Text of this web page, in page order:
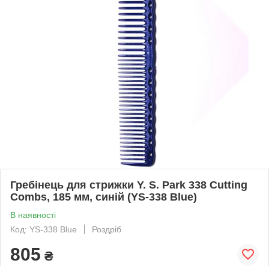
Гребінець для стрижки Y. S. Park 338 Cutting
Combs, 185 мм, синій (YS-338 Blue)
В наявності
Код: YS-338 Blue
Роздріб
805 ₴